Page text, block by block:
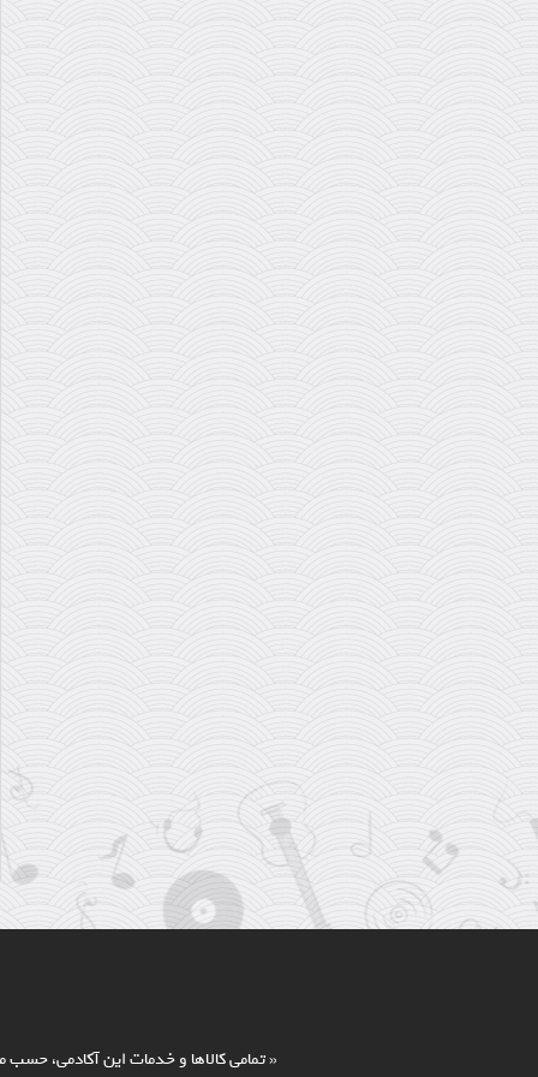
« تمامي كالاها و خدمات اين آکادمی،